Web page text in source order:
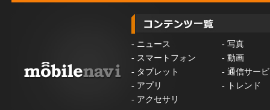
- ニュース - 写真
- スマートフォン - 動画
- タブレット - 通信サー
- アプリ -
トレンド
- アクセサリ